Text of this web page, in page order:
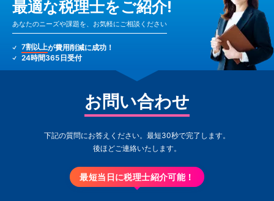
最適な税理士をご紹介!
あなたのニーズや課題を、お気軽にご相談ください
7割以上が費用削減に成功！
24時間365日受付
お問い合わせ
下記の質問にお答えください。最短30秒で完了します。
後ほどご連絡いたします。
最短当日に税理士紹介可能！